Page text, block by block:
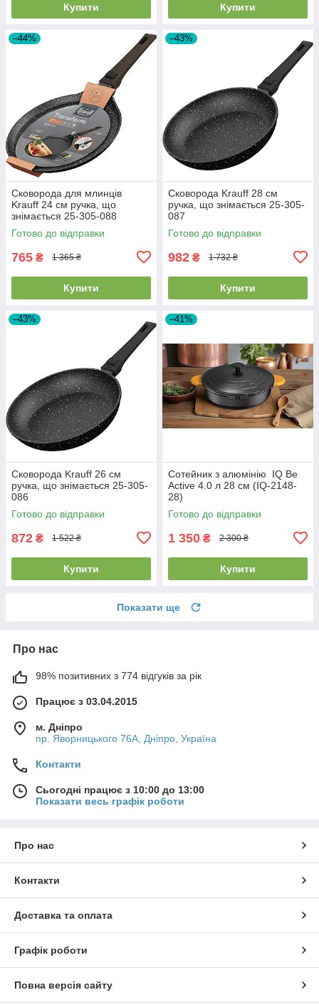
Купити Купити
–44%
Сковорода для млинців
Krauff 24 см ручка, що
знімається 25-305-088
Готово до відправки
765 ₴ 1 365 ₴
Купити
–43%
Сковорода Krauff 28 см
ручка, що знімається 25-305-
087
Готово до відправки
982 ₴ 1 732 ₴
Купити
–43%
Сковорода Krauff 26 см
ручка, що знімається 25-305-
086
Готово до відправки
872 ₴ 1 522 ₴
Купити
–41%
Сотейник з алюмінію IQ Be
Active 4.0 л 28 см (IQ-2148-
28)
Готово до відправки
1 350 ₴ 2 300 ₴
Купити
Показати ще
Про нас
98% позитивних з 774 відгуків за рік
Працює з 03.04.2015
м. Дніпро
пр. Яворницького 76А, Дніпро, Україна
Контакти
Сьогодні працює з 10:00 до 13:00
Показати весь графік роботи
Про нас
Контакти
Доставка та оплата
Графік роботи
Повна версія сайту